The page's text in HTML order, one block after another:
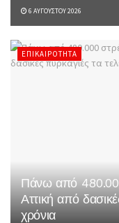
6 ΑΥΓΟΎΣΤΟΥ 2026
ΕΠΙΚΑΙΡΌΤΗΤΑ
Πάνω από
Αττική από
χρόνια